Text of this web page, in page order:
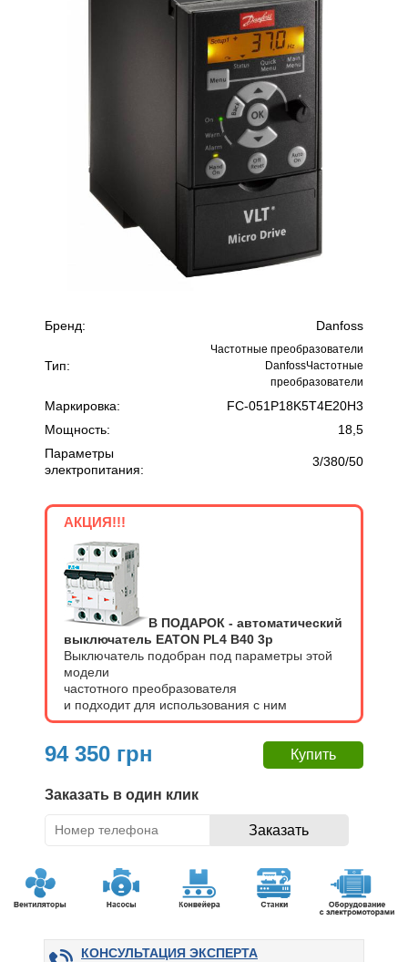
Бренд: Danfoss
Тип:
Частотные преобразователи
DanfossЧастотные
преобразователи
Маркировка:
FC-051P18K5T4E20H3
Мощность:
18,5
Параметры
электропитания:
3/380/50
АКЦИЯ!!!
В ПОДАРОК - автоматический
выключатель EATON PL4 В40 3p
Выключатель подобран под параметры этой
модели
частотного преобразователя
и подходит для использования с ним
94 350 грн
Заказать в один клик
КОНСУЛЬТАЦИЯ ЭКСПЕРТА